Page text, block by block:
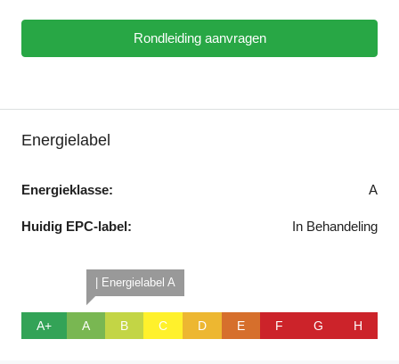
Rondleiding aanvragen
Energielabel
Energieklasse: A
Huidig EPC-label: In Behandeling
A+
| Energielabel A
A B C D E F G H